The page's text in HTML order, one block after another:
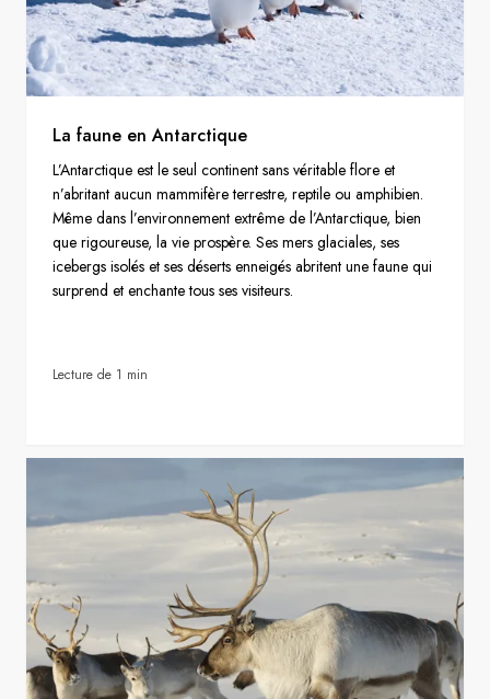
La faune en Antarctique
L’Antarctique est le seul continent sans véritable flore et
n’abritant aucun mammifère terrestre, reptile ou amphibien.
Même dans l’environnement extrême de l’Antarctique, bien
que rigoureuse, la vie prospère. Ses mers glaciales, ses
icebergs isolés et ses déserts enneigés abritent une faune qui
surprend et enchante tous ses visiteurs.
Lecture de 1 min